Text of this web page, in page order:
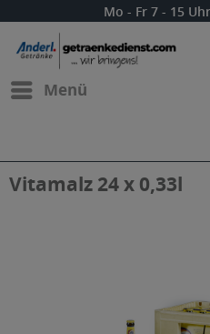
Mo - Fr 7 - 15
Menü
Vitamalz 24 x 0,33l